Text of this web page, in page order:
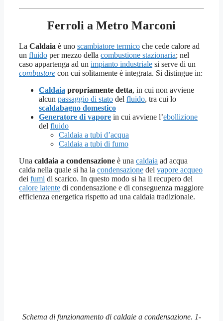
Ferroli a Metro Marconi
La Caldaia è uno scambiatore termico che cede calore ad
un fluido per mezzo della combustione stazionaria; nel
caso appartenga ad un impianto industriale si serve di un
combustore con cui solitamente è integrata. Si distingue in:
Caldaia propriamente detta, in cui non avviene
alcun passaggio di stato del fluido, tra cui lo
scaldabagno domestico
Generatore di vapore in cui avviene l’ebollizione
del fluido
Caldaia a tubi d’acqua
Caldaia a tubi di fumo
Una caldaia a condensazione è una caldaia ad acqua
calda nella quale si ha la condensazione del vapore acqueo
dei fumi di scarico. In questo modo si ha il recupero del
calore latente di condensazione e di conseguenza maggiore
efficienza energetica rispetto ad una caldaia tradizionale.
Schema di funzionamento di caldaie a condensazione. 1-